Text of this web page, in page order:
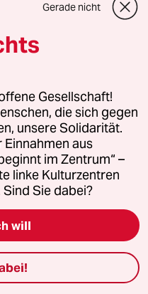
Gerade nicht
Gesellschaft!
die sich gegen
unsere Solidarität.
aus
im Zentrum“ –
linke Kulturzentren
Sie dabei?
will